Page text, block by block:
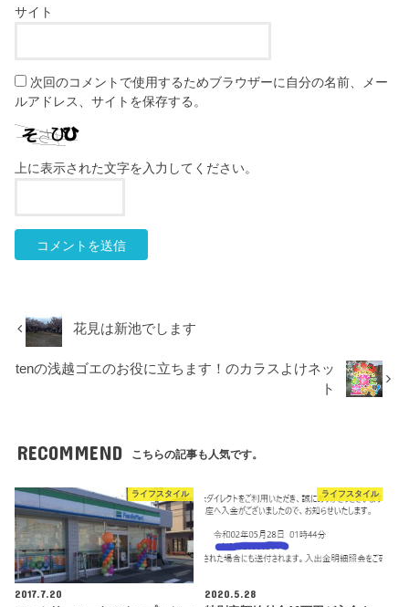
サイト
次回のコメントで使用するためブラウザーに自分の名前、メー
ルアドレス、サイトを保存する。
上に表示された文字を入力してください。
花見は新池でします
tenの浅越ゴエのお役に立ちます！のカラスよけネッ
ト
RECOMMEND こちらの記事も人気です。
ライフスタイル
2017.7.20
ライフスタイル
2020.5.28